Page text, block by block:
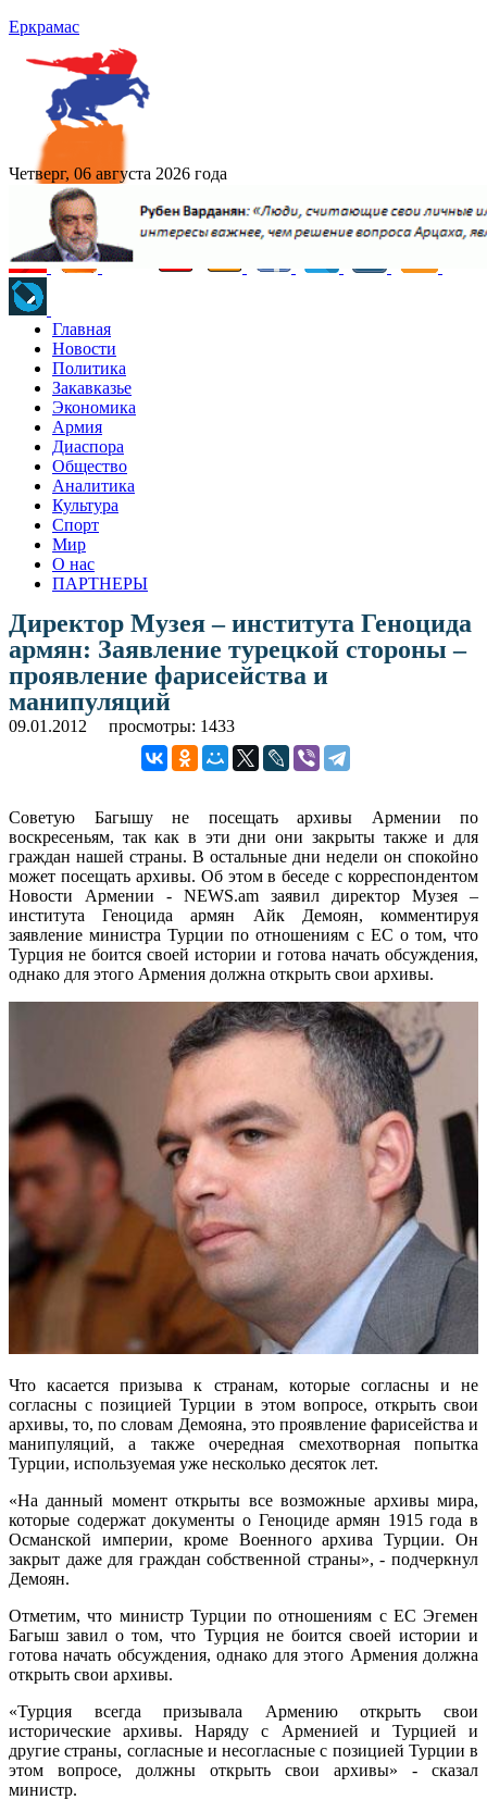
Еркрамас
Четверг, 06 августа 2026 года
Главная
Новости
Политика
Закавказье
Экономика
Армия
Диаспора
Общество
Аналитика
Культура
Спорт
Мир
О нас
ПАРТНЕРЫ
Директор Музея – института Геноцида
армян: Заявление турецкой стороны –
проявление фарисейства и
манипуляций
09.01.2012 просмотры: 1433
Советую Багышу не посещать архивы Армении по
воскресеньям, так как в эти дни они закрыты также и для
граждан нашей страны. В остальные дни недели он спокойно
может посещать архивы. Об этом в беседе с корреспондентом
Новости Армении - NEWS.am заявил директор Музея –
института Геноцида армян Айк Демоян, комментируя
заявление министра Турции по отношениям с ЕС о том, что
Турция не боится своей истории и готова начать обсуждения,
однако для этого Армения должна открыть свои архивы.
Что касается призыва к странам, которые согласны и не
согласны с позицией Турции в этом вопросе, открыть свои
архивы, то, по словам Демояна, это проявление фарисейства и
манипуляций, а также очередная смехотворная попытка
Турции, используемая уже несколько десяток лет.
«На данный момент открыты все возможные архивы мира,
которые содержат документы о Геноциде армян 1915 года в
Османской империи, кроме Военного архива Турции. Он
закрыт даже для граждан собственной страны», - подчеркнул
Демоян.
Отметим, что министр Турции по отношениям с ЕС Эгемен
Багыш завил о том, что Турция не боится своей истории и
готова начать обсуждения, однако для этого Армения должна
открыть свои архивы.
«Турция всегда призывала Армению открыть свои
исторические архивы. Наряду с Арменией и Турцией и
другие страны, согласные и несогласные с позицией Турции в
этом вопросе, должны открыть свои архивы» - сказал
министр.